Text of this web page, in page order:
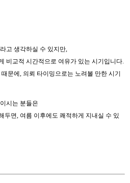
고 생각하실 수 있지만,
비교적 시간적으로 여유가 있는 시기입니다.
문에, 의뢰 타이밍으로는 노려볼 만한 시기
시는 분들은
두면, 여름 이후에도 쾌적하게 지내실 수 있